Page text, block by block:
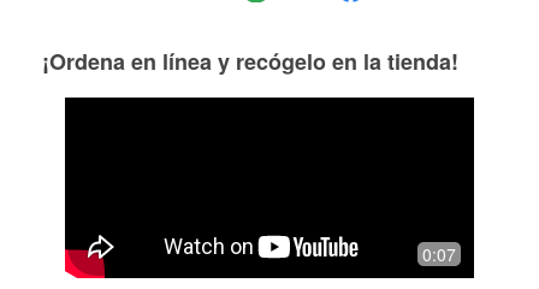
¡Ordena en línea y recógelo en la tienda!
0:07